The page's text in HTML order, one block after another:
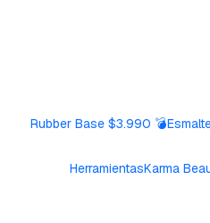
Rubber Base $3.990 💣
HerramientasKarma